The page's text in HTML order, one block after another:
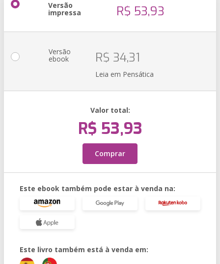
Versão
impressa R$ 53,93
Versão
ebook R$ 34,31
Leia em Pensática
Valor total:
R$ 53,93
Comprar
Este ebook também pode estar à venda na:
Este livro também está à venda em: